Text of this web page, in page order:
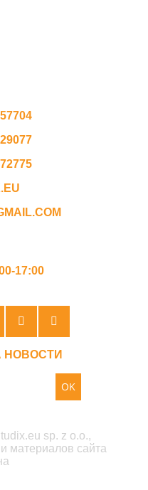
17:00
НОВОСТИ
OK
sp. z o.o.,
материалов сайта